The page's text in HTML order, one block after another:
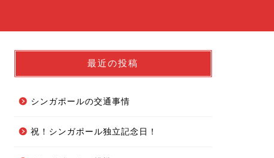
最近の投稿
シンガポールの交通事情
祝！シンガポール独立記念日！